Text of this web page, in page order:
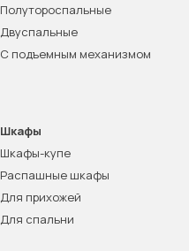
Полутороспальные
Двуспальные
С подъемным механизмом
Шкафы
Шкафы-купе
Распашные шкафы
Для прихожей
Для спальни